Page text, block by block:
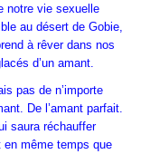
notre vie sexuelle
au désert de Gobie,
à rêver dans nos
d’un amant.
pas de n’importe
De l’amant parfait.
saura réchauffer
en même temps que